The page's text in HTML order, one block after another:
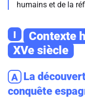
humains et de la
I
Contexte
XVe siècle
A La
conquête